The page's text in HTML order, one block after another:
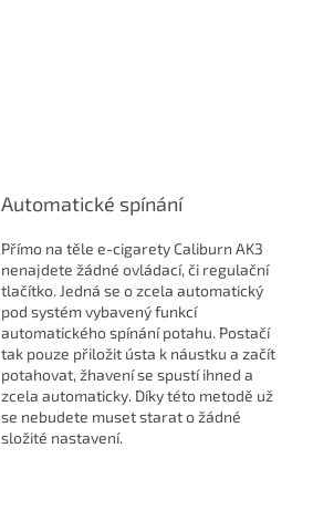
Automatické spínání
Přímo na těle e-cigarety Caliburn AK3
nenajdete žádné ovládací, či regulační
tlačítko. Jedná se o zcela automatický
pod systém vybavený funkcí
automatického spínání potahu. Postačí
tak pouze přiložit ústa k náustku a začít
potahovat, žhavení se spustí ihned a
zcela automaticky. Díky této metodě už
se nebudete muset starat o žádné
složité nastavení.